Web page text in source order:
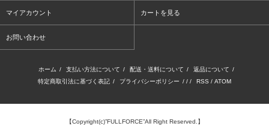
マイアカウント カートを見る
お問い合わせ
ホーム / 支払い方法について / 配送・送料について / 返品について /
特定商取引法に基づく表記 / プライバシーポリシー / / / RSS / ATOM
【Copyright(c)”FULLFORCE”All Right Reserved.】